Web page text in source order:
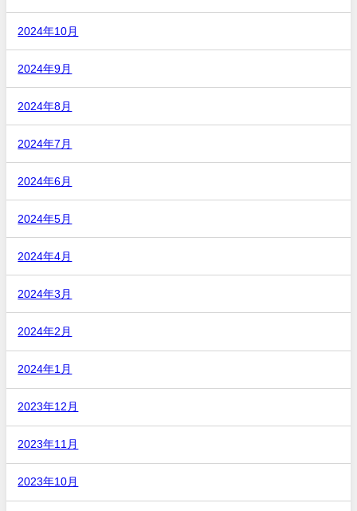
2024年10月
2024年9月
2024年8月
2024年7月
2024年6月
2024年5月
2024年4月
2024年3月
2024年2月
2024年1月
2023年12月
2023年11月
2023年10月